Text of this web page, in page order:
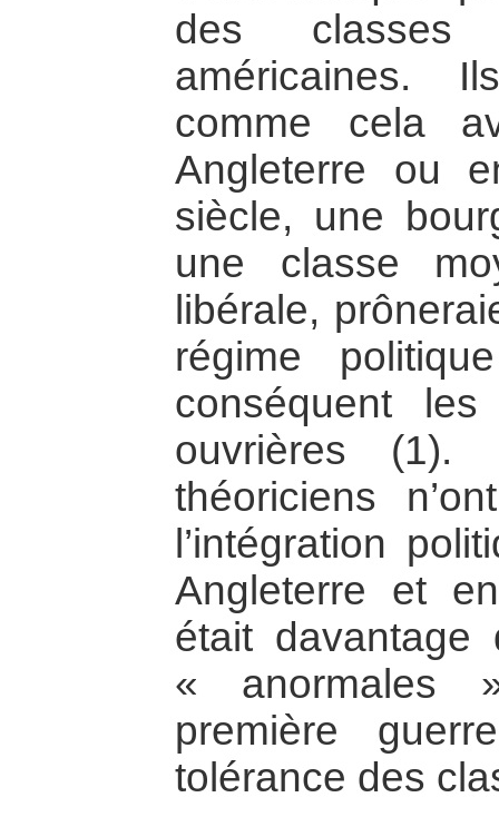
des classes
américaines.
comme cela
Angleterre ou
siècle, une
une classe
libérale,
régime
conséquent
ouvrières
théoriciens
l’intégration
Angleterre et
était
« anormales
première
tolérance des